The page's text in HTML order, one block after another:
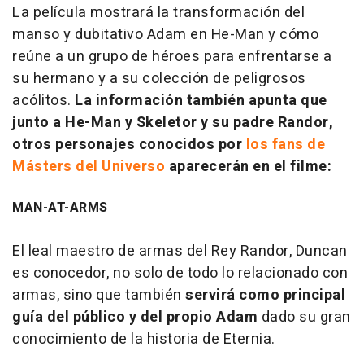
La película mostrará la transformación del
manso y dubitativo Adam en He-Man y cómo
reúne a un grupo de héroes para enfrentarse a
su hermano y a su colección de peligrosos
acólitos. La información también apunta que
junto a He-Man y Skeletor y su padre Randor,
otros personajes conocidos por los fans de
Másters del Universo aparecerán en el filme:
MAN-AT-ARMS
El leal maestro de armas del Rey Randor, Duncan
es conocedor, no solo de todo lo relacionado con
armas, sino que también servirá como principal
guía del público y del propio Adam dado su gran
conocimiento de la historia de Eternia.